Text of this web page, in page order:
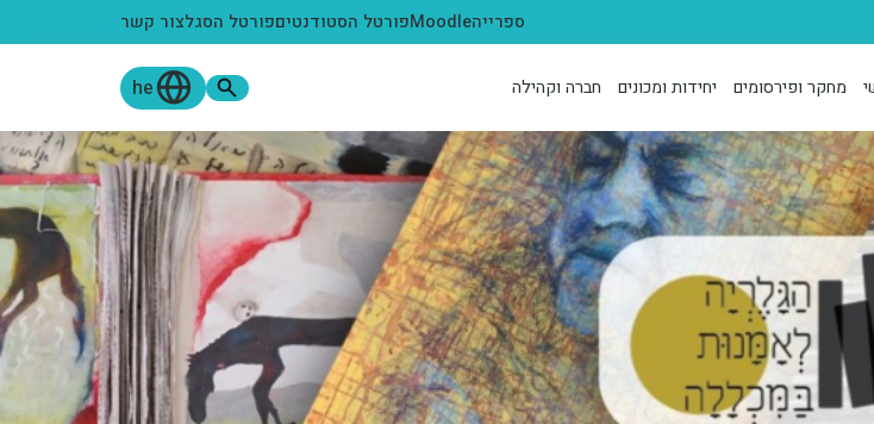
ספרייהMoodleפורטל הסטודנטיםפורטל הסגלצור קשר
מחקר ופירסומים יחידות ומכונים חברה וקהילה he